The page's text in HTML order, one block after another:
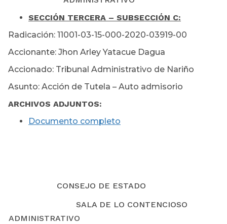
SECCIÓN TERCERA – SUBSECCIÓN C:
Radicación: 11001-03-15-000-2020-03919-00
Accionante: Jhon Arley Yatacue Dagua
Accionado: Tribunal Administrativo de Nariño
Asunto: Acción de Tutela – Auto admisorio
ARCHIVOS ADJUNTOS:
Documento completo
CONSEJO DE ESTADO
SALA DE LO CONTENCIOSO
ADMINISTRATIVO